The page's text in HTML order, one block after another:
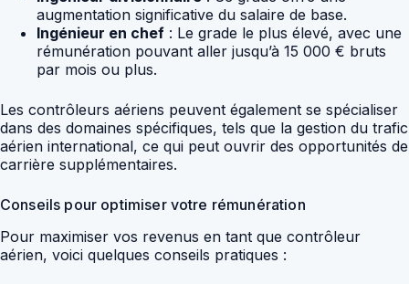
augmentation significative du salaire de base.
Ingénieur en chef : Le grade le plus élevé, avec une
rémunération pouvant aller jusqu’à 15 000 € bruts
par mois ou plus.
Les contrôleurs aériens peuvent également se spécialiser
dans des domaines spécifiques, tels que la gestion du trafic
aérien international, ce qui peut ouvrir des opportunités de
carrière supplémentaires.
Conseils pour optimiser votre rémunération
Pour maximiser vos revenus en tant que contrôleur
aérien, voici quelques conseils pratiques :